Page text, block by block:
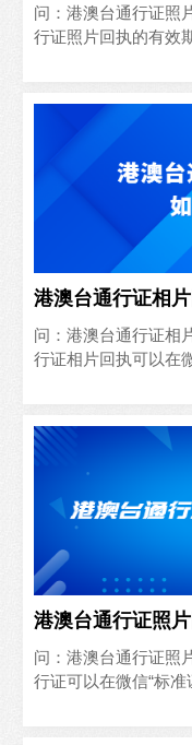
问：港澳台通行证照
行证照片回执的有效
执是...
港澳台通行证相
问：港澳台通行证相
行证相片回执可以在
港澳台通行证照
问：港澳台通行证照
行证可以在微信“标